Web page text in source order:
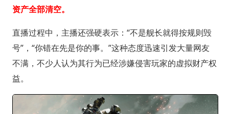
资产全部清空。
直播过程中，主播还强硬表示：“不是舰长就得按规则毁
号”，“你错在先是你的事。”这种态度迅速引发大量网友
不满，不少人认为其行为已经涉嫌侵害玩家的虚拟财产权
益。